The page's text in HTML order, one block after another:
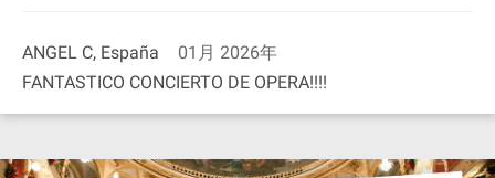
ANGEL C, España
01月 2026年
FANTASTICO CONCIERTO DE OPERA!!!!